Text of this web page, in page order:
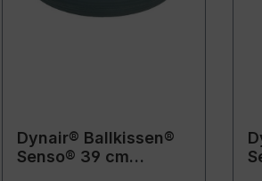
Dynair® Ballkissen®
Senso® 39 cm